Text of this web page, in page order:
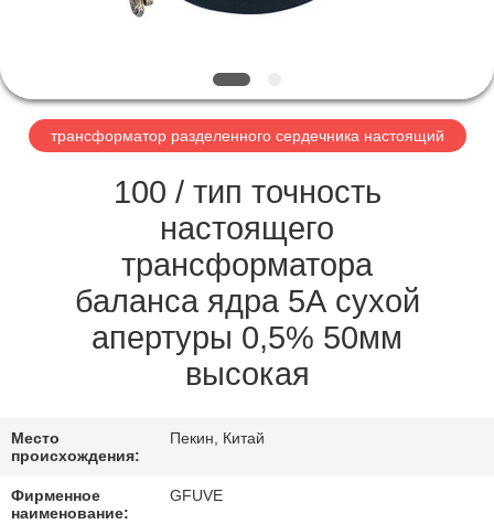
КАЧЕСТВА
СВЯЖИТЕСЬ
МЫ
НОВОСТИ
СПРОСИТЕ
ЦИТАТУ
КАРТА
PRIVACY
POLICY
трансформатор разделенного сердечника настоящий
100 / тип точность
настоящего
трансформатора
баланса ядра 5А сухой
апертуры 0,5% 50мм
высокая
Место
происхождения:
Пекин, Китай
Фирменное
наименование:
GFUVE